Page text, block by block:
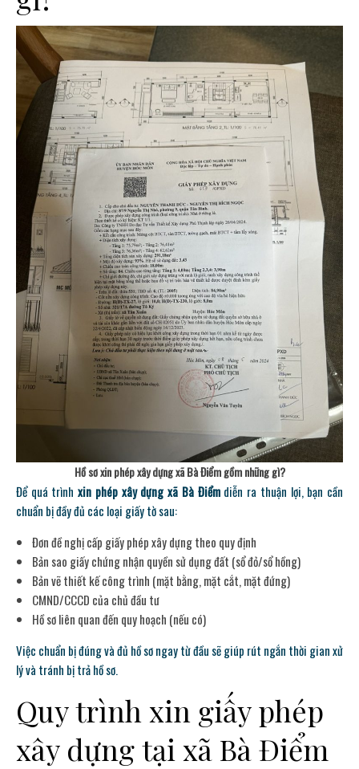
Hồ sơ xin phép xây dựng xã Bà Điểm gồm những gì?
Để quá trìnhxin phép xây dựng xã Bà Điểmdiễn ra thuận lợi, bạn cần
chuẩn bị đầy đủ các loại giấy tờ sau:
Đơn đề nghị cấp giấy phép xây dựng theo quy định
Bản sao giấy chứng nhận quyền sử dụng đất (sổ đỏ/sổ hồng)
Bản vẽ thiết kế công trình (mặt bằng, mặt cắt, mặt đứng)
CMND/CCCD của chủ đầu tư
Hồ sơ liên quan đến quy hoạch (nếu có)
Việc chuẩn bị đúng và đủ hồ sơ ngay từ đầu sẽ giúp rút ngắn thời gian xử
lý và tránh bị trả hồ sơ.
Quy trình xin giấy phép
xây dựng tại xã Bà Điểm